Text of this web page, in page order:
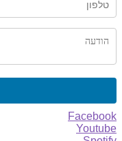
Facebook
Youtube